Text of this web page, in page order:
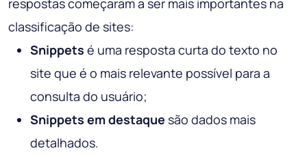
classificação de sites:
Snippets é uma resposta curta do texto no
site que é o mais relevante possível para a
consulta do usuário;
Snippets em destaque são dados mais
detalhados.